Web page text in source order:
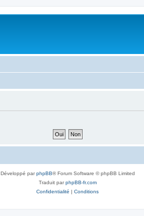
Développé parphpBB® Forum Software © phpBB Limited
Traduit parphpBB-fr.com
Confidentialité | Conditions